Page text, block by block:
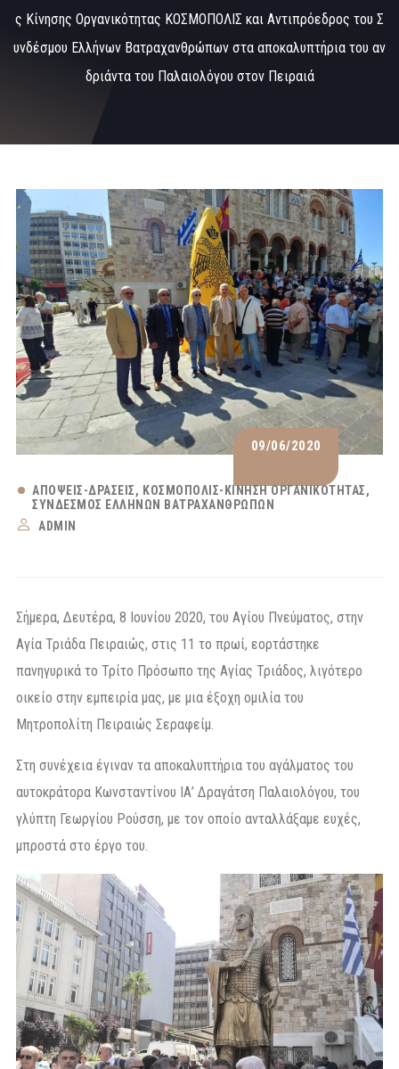
ς Κίνησης Οργανικότητας ΚΟΣΜΟΠΟΛΙΣ και Αντιπρόεδρος του Σ
υνδέσμου Ελλήνων Βατραχανθρώπων στα αποκαλυπτήρια του αν
δριάντα του Παλαιολόγου στον Πειραιά
09/06/2020
ΑΠΌΨΕΙΣ-ΔΡΆΣΕΙΣ
ΚΟΣΜΟΠΟΛΙΣ-ΚΊΝΗΣΗ ΟΡΓΑΝΙΚΌΤΗΤΑΣ
ΣΎΝΔΕΣΜΟΣ ΕΛΛΉΝΩΝ ΒΑΤΡΑΧΑΝΘΡΏΠΩΝ
ADMIN
Σήμερα, Δευτέρα, 8 Ιουνίου 2020, του Αγίου Πνεύματος, στην
Αγία Τριάδα Πειραιώς, στις 11 το πρωί, εορτάστηκε
πανηγυρικά το Τρίτο Πρόσωπο της Αγίας Τριάδος, λιγότερο
οικείο στην εμπειρία μας, με μια έξοχη ομιλία του
Μητροπολίτη Πειραιώς Σεραφείμ.
Στη συνέχεια έγιναν τα αποκαλυπτήρια του αγάλματος του
αυτοκράτορα Κωνσταντίνου ΙΑ’ Δραγάτση Παλαιολόγου, του
γλύπτη Γεωργίου Ρούσση, με τον οποίο ανταλλάξαμε ευχές,
μπροστά στο έργο του.